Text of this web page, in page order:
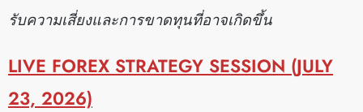
รับความเสี่ยงและการขาดทุนที่อาจเกิดขึ้น
LIVE FOREX STRATEGY SESSION (JULY
23, 2026)